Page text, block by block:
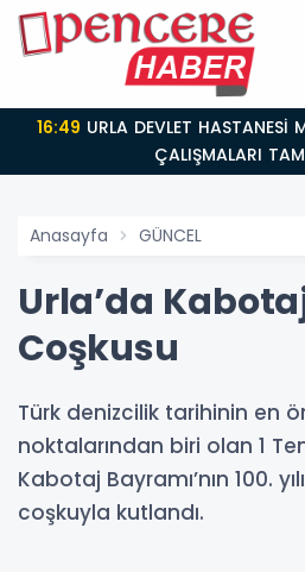
16:49
ÇALIŞMALARI
Anasayfa GÜNCEL
Urla’da
Coşkusu
Türk denizcilik tarihinin en
noktalarından biri olan 1
Kabotaj Bayramı’nın 100.
coşkuyla kutlandı.